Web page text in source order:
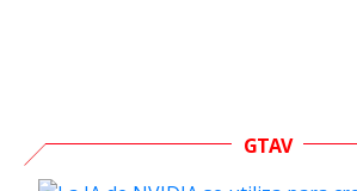
GTAV